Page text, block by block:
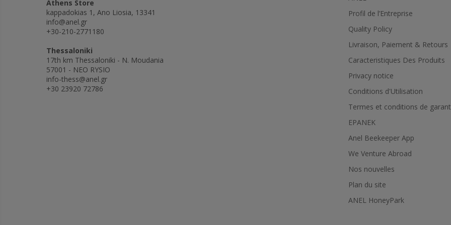
Athens Store
kappadokias 1, Ano Liosia, 13341
info@anel.gr
+30-210-2771180
Thessaloniki
17th km Thessaloniki - N. Moudania
57001 - NEO RYSIO
info-thess@anel.gr
+30 23920 72786
Profil de l’Εntreprise
Quality Policy
Livraison, Paiement & Retours
Caracteristiques Des Produits
Privacy notice
Conditions d'Utilisation
Termes et conditions de
EPANEK
Anel Beekeeper App
We Venture Abroad
Nos nouvelles
Plan du site
ANEL HoneyPark